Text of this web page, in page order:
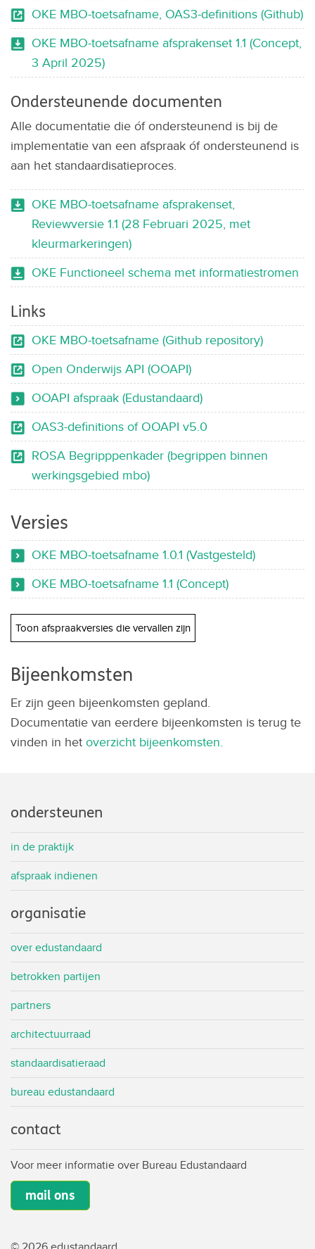
OKE MBO-toetsafname, OAS3-definitions (Github)
OKE MBO-toetsafname afsprakenset 1.1 (Concept,
3 April 2025)
Ondersteunende documenten
Alle documentatie die óf ondersteunend is bij de
implementatie van een afspraak óf ondersteunend is
aan het standaardisatieproces.
OKE MBO-toetsafname afsprakenset,
Reviewversie 1.1 (28 Februari 2025, met
kleurmarkeringen)
OKE Functioneel schema met informatiestromen
Links
OKE MBO-toetsafname (Github repository)
Open Onderwijs API (OOAPI)
OOAPI afspraak (Edustandaard)
OAS3-definitions of OOAPI v5.0
ROSA Begripppenkader (begrippen binnen
werkingsgebied mbo)
Versies
OKE MBO-toetsafname 1.0.1 (Vastgesteld)
OKE MBO-toetsafname 1.1 (Concept)
Toon afspraakversies die vervallen zijn
Bijeenkomsten
Er zijn geen bijeenkomsten gepland.
Documentatie van eerdere bijeenkomsten is terug te
vinden in het overzicht bijeenkomsten.
ondersteunen
in de praktijk
afspraak indienen
organisatie
over edustandaard
betrokken partijen
partners
architectuurraad
standaardisatieraad
bureau edustandaard
contact
Voor meer informatie over Bureau Edustandaard
mail ons